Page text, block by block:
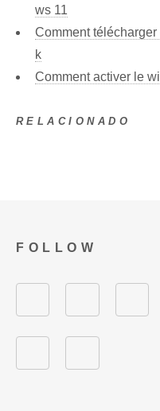
ws 11
Comment
k
Comment activer le
RELACIONADO
FOLLOW